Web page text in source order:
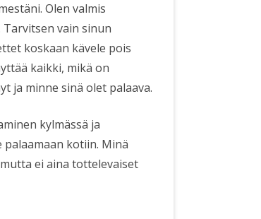
Olen valmis
Tarvitsen vain sinun
koskaan kävele pois
kaikki, mikä on
ja minne sinä olet palaava.
kylmässä ja
palaamaan kotiin. Minä
ei aina tottelevaiset